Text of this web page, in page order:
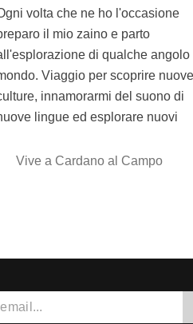
volta che ne ho l'occasione
il mio zaino e parto
di qualche angolo
Viaggio per scoprire nuove
innamorarmi del suono di
lingue ed esplorare nuovi
pizza al tramonto?" e finisco
per commuovermi davanti alla
della natura. Prepara lo
preparati ad emozionarti insieme a
Vive a Cardano al Campo